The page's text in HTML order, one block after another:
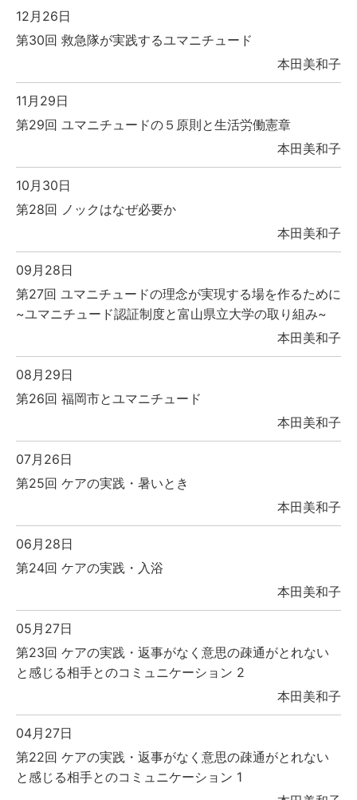
12月26日
第30回 救急隊が実践するユマニチュード
本田美和子
11月29日
第29回 ユマニチュードの５原則と生活労働憲章
本田美和子
10月30日
第28回 ノックはなぜ必要か
本田美和子
09月28日
第27回 ユマニチュードの理念が実現する場を作るために
~ユマニチュード認証制度と富山県立大学の取り組み~
本田美和子
08月29日
第26回 福岡市とユマニチュード
本田美和子
07月26日
第25回 ケアの実践・暑いとき
本田美和子
06月28日
第24回 ケアの実践・入浴
本田美和子
05月27日
第23回 ケアの実践・返事がなく意思の疎通がとれない
と感じる相手とのコミュニケーション 2
本田美和子
04月27日
第22回 ケアの実践・返事がなく意思の疎通がとれない
と感じる相手とのコミュニケーション 1